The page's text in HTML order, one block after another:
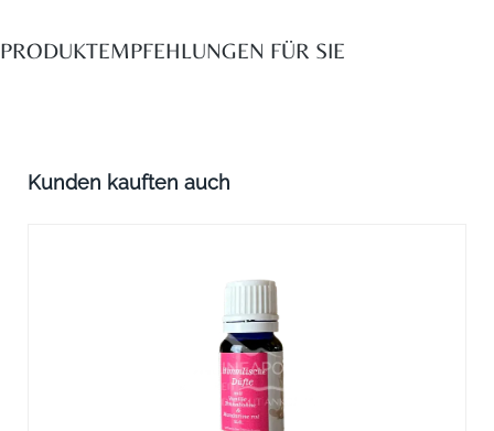
PRODUKTEMPFEHLUNGEN FÜR SIE
Produktgalerie überspringen
Kunden kauften auch